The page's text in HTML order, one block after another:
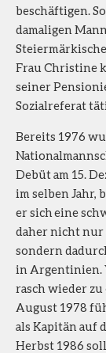
beschäftigen.
damaligen
Frau Christine
seiner
Sozialreferat
Bereits 1976
Debüt am 15.
im selben Jahr,
er sich eine
daher nicht nur
sondern
in Argentinien.
rasch wieder zu
August 1978
als Kapitän auf
Herbst 1986